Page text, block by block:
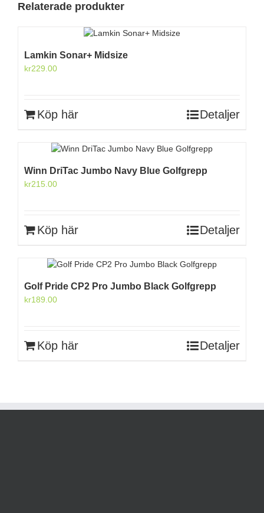
Relaterade produkter
Lamkin Sonar+ Midsize
kr229.00
Köp här Detaljer
Winn DriTac Jumbo Navy Blue Golfgrepp
kr215.00
Köp här Detaljer
Golf Pride CP2 Pro Jumbo Black Golfgrepp
kr189.00
Köp här Detaljer